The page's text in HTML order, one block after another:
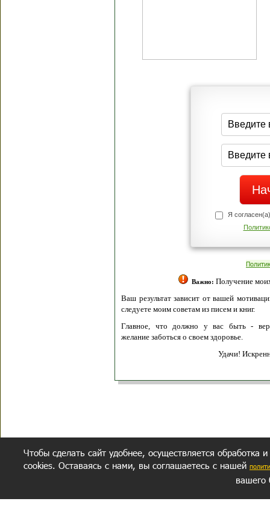
Я
Важно: Получение
Ваш результат зависит от вашей
следуете моим советам из писем и книг.
Главное, что должно у вас быть -
желание заботься о своем здоровье.
Удачи!
Чтобы сделать сайт удобнее, осуществляется обработка
cookies. Оставаясь с нами, вы соглашаетесь с нашей
вашего